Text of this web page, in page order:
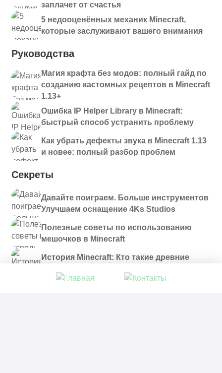
заплачет от счастья
5 недооценённых механик Minecraft,
которые заслуживают вашего внимания
Руководства
Магия крафта без модов: полный гайд по
созданию кастомных рецептов в Minecraft
1.13+
Ошибка IP Helper Library в Minecraft:
быстрый способ устранить проблему
Как убрать дефекты звука в Minecraft 1.13
и новее: полный разбор проблем
Секреты
Давайте поиграем. Больше инструментов
Улучшаем оснащение 4Ks Studios
Полезные советы по использованию
мешочков в Minecraft
История Minecraft: Кто такие древние